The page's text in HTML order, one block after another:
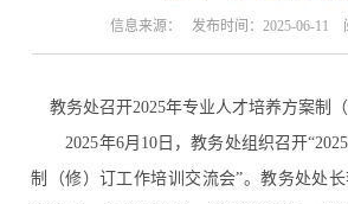
信息来源： 发布时间：2025-06-11
教务处召开2025年专业人才培养方案制
2025年6月10日，教务处组织召开
制（修）订工作培训交流会”。教务处处